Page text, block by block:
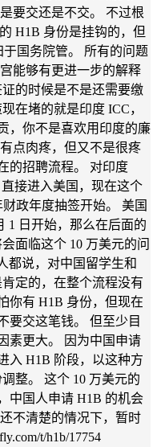
要交还是不交。 不过根
H1B 身份是挂钩的，但
国务院管。 所有的问题
能够有更进一步的解释
的时候是不是还需要缴
在堵的就是印度 ICC，
，你不是喜欢用印度的廉
点肉疼，但又不是很疼
的招聘流程。 对印度
接进入美国，现在这个
政年度抽签开始。 美国
1 日开始，那么在后面的
面临这个 10 万美元的问
都说，对中国留学生和
定的，在整个流程没有
你有 H1B 身份，但现在
要交这笔钱。 但至少目
素更大。 因为中国申请
入 H1B 阶段，以这种方
整。 这个 10 万美元的
中国人申请 H1B 的机会
不清楚的情况下，暂时
t/h1b/17754